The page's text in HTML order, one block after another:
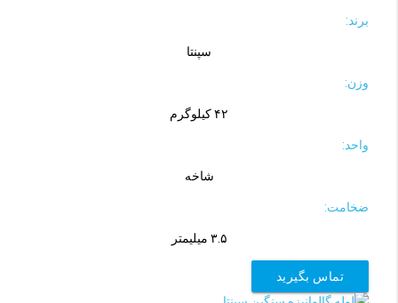
برند:
سپنتا
وزن:
۴۲ کیلوگرم
واحد:
شاخه
ضخامت:
۳.۵ ميليمتر
تماس بگیرید